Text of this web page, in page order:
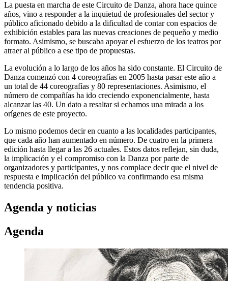
La puesta en marcha de este Circuito de Danza, ahora hace quince
años, vino a responder a la inquietud de profesionales del sector y
público aficionado debido a la dificultad de contar con espacios de
exhibición estables para las nuevas creaciones de pequeño y medio
formato. Asimismo, se buscaba apoyar el esfuerzo de los teatros por
atraer al público a ese tipo de propuestas.
La evolución a lo largo de los años ha sido constante. El Circuito de
Danza comenzó con 4 coreografías en 2005 hasta pasar este año a
un total de 44 coreografías y 80 representaciones. Asimismo, el
número de compañías ha ido creciendo exponencialmente, hasta
alcanzar las 40. Un dato a resaltar si echamos una mirada a los
orígenes de este proyecto.
Lo mismo podemos decir en cuanto a las localidades participantes,
que cada año han aumentado en número. De cuatro en la primera
edición hasta llegar a las 26 actuales. Estos datos reflejan, sin duda,
la implicación y el compromiso con la Danza por parte de
organizadores y participantes, y nos complace decir que el nivel de
respuesta e implicación del público va confirmando esa misma
tendencia positiva.
Agenda y noticias
Agenda